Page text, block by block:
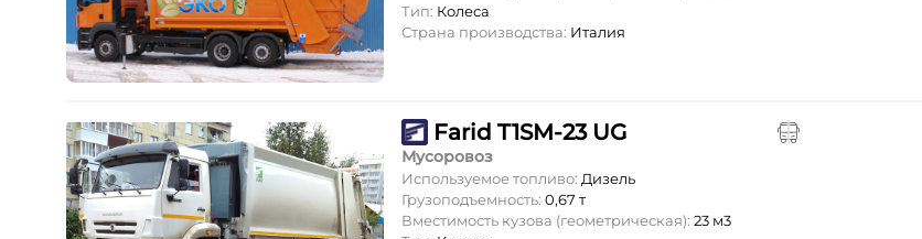
Тип: Колеса
Страна производства: Италия
Farid T1SM-23 UG
Мусоровоз
Используемое топливо: Дизель
Грузоподъемность: 0,67 т
Вместимость кузова (геометрическая): 23 м3